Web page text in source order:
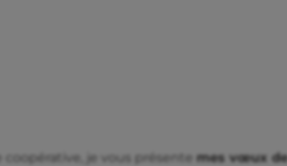
je vous présente mes vœux